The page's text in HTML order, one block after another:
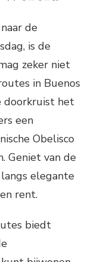
de
is de
zeker niet
in Buenos
doorkruist het
een
Obelisco
Geniet van de
elegante
rent.
biedt